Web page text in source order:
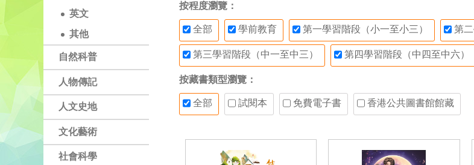
英文
其他
自然科普
人物傳記
人文史地
文化藝術
社會科學
按程度瀏覽：
全部 學前教育 第一學習階段（小一至小三） 第
第三學習階段（中一至中三） 第四學習階段（中四至中六）
按藏書類型瀏覽：
全部 試閱本 免費電子書 香港公共圖書館館藏